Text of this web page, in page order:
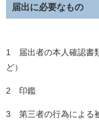
届出に必要なもの
1 届出者の本人確認書
ど）
2 印鑑
3 第三者の行為による